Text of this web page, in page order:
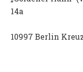
14a
10997 Berlin